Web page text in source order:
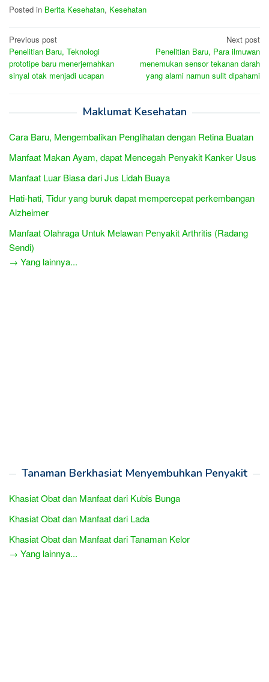
Posted in Berita Kesehatan, Kesehatan
Post
navigation
Previous post
Penelitian Baru, Teknologi
prototipe baru menerjemahkan
sinyal otak menjadi ucapan
Next post
Penelitian Baru, Para ilmuwan
menemukan sensor tekanan darah
yang alami namun sulit dipahami
Maklumat Kesehatan
Cara Baru, Mengembalikan Penglihatan dengan Retina Buatan
Manfaat Makan Ayam, dapat Mencegah Penyakit Kanker Usus
Manfaat Luar Biasa dari Jus Lidah Buaya
Hati-hati, Tidur yang buruk dapat mempercepat perkembangan
Alzheimer
Manfaat Olahraga Untuk Melawan Penyakit Arthritis (Radang
Sendi)
→ Yang lainnya...
Tanaman Berkhasiat Menyembuhkan Penyakit
Khasiat Obat dan Manfaat dari Kubis Bunga
Khasiat Obat dan Manfaat dari Lada
Khasiat Obat dan Manfaat dari Tanaman Kelor
→ Yang lainnya...